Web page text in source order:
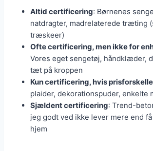
Altid certificering: Børnenes
natdragter, madrelaterede træting
træskeer)
Ofte certificering, men ikke for
Vores eget sengetøj, håndklæder,
tæt på kroppen
Kun certificering, hvis
plaider, dekorationspuder, enkelte
Sjældent certificering: Trend-
jeg godt ved ikke lever mere end
hjem